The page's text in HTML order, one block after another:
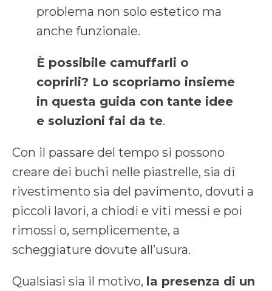
problema non solo estetico ma
anche funzionale.
È possibile camuffarli o
coprirli? Lo scopriamo insieme
in questa guida con tante idee
e soluzioni fai da te.
Con il passare del tempo si possono
creare dei buchi nelle piastrelle, sia di
rivestimento sia del pavimento, dovuti a
piccoli lavori, a chiodi e viti messi e poi
rimossi o, semplicemente, a
scheggiature dovute all’usura.
Qualsiasi sia il motivo, la presenza di un